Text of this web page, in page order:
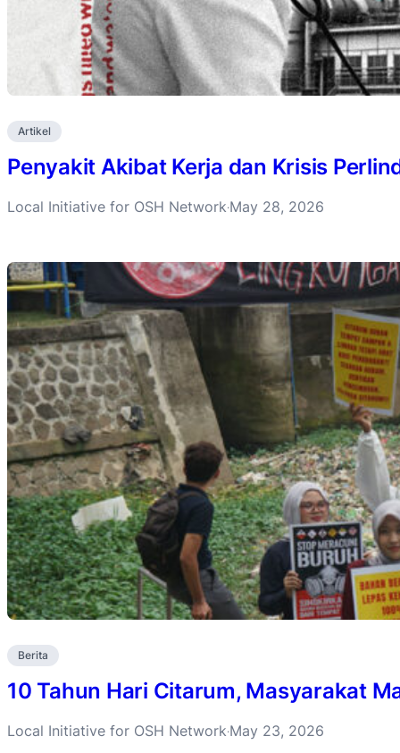
Artikel
Penyakit Akibat Kerja dan Krisis
Local Initiative for OSH Network·May 28, 2026
Berita
10 Tahun Hari Citarum, Masyarakat
Local Initiative for OSH Network·May 23, 2026